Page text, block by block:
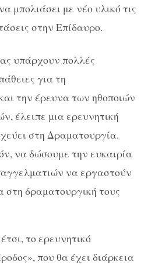
μπολιάσει με νέο υλικό τις
στην Επίδαυρο.
υπάρχουν πολλές
για τη
την έρευνα των ηθοποιών
έλειπε μια ερευνητική
στη Δραματουργία.
να δώσουμε την ευκαιρία
να εργαστούν
στη δραματουργική τους
το ερευνητικό
που θα έχει διάρκεια